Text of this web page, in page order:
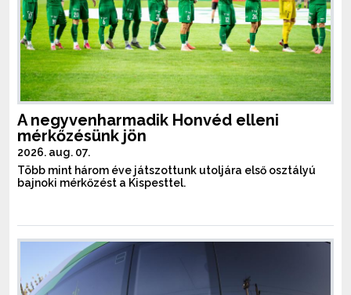
A negyvenharmadik Honvéd elleni
mérkőzésünk jön
2026. aug. 07.
Több mint három éve játszottunk utoljára első osztályú
bajnoki mérkőzést a Kispesttel.